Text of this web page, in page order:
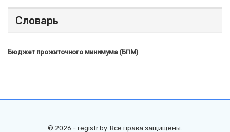
Словарь
Бюджет прожиточного минимума (БПМ)
© 2026 - registr.by. Все права защищены.